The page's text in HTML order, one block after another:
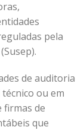
pela
de auditoria
ou em
firmas de
que